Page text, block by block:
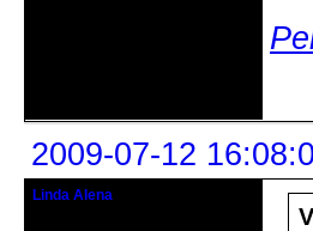
2009-07-12
Linda Alena